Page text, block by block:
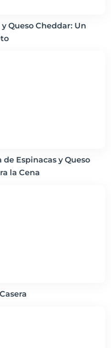
Queso Cheddar: Un
Espinacas y Queso
la Cena